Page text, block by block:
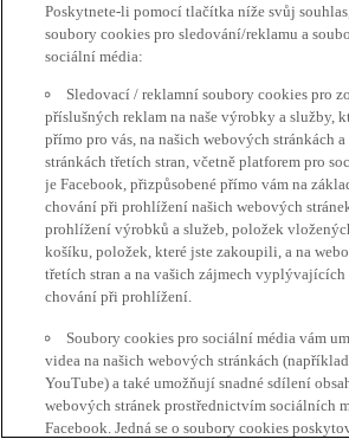
Poskytnete-li pomocí tlačítka níže svůj
soubory cookies pro sledování/reklamu a
sociální média:
Sledovací / reklamní soubory cookies pro
příslušných reklam na naše výrobky a služby,
přímo pro vás, na našich webových stránkách
stránkách třetích stran, včetně platforem pro
je Facebook, přizpůsobené přímo vám na
chování při prohlížení našich webových
prohlížení výrobků a služeb, položek
košíku, položek, které jste zakoupili, a na
třetích stran a na vašich zájmech vyplývajících
chování při prohlížení.
Soubory cookies pro sociální média vám
videa na našich webových stránkách
YouTube) a také umožňují snadné sdílení
webových stránek prostřednictvím sociálních
Facebook. Jedná se o soubory cookies